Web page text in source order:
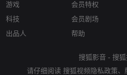
游戏
科技
出品人
会员特权
会员剧场
帮助
搜狐影音 - 搜
请仔细阅读 搜狐视频隐私政策、